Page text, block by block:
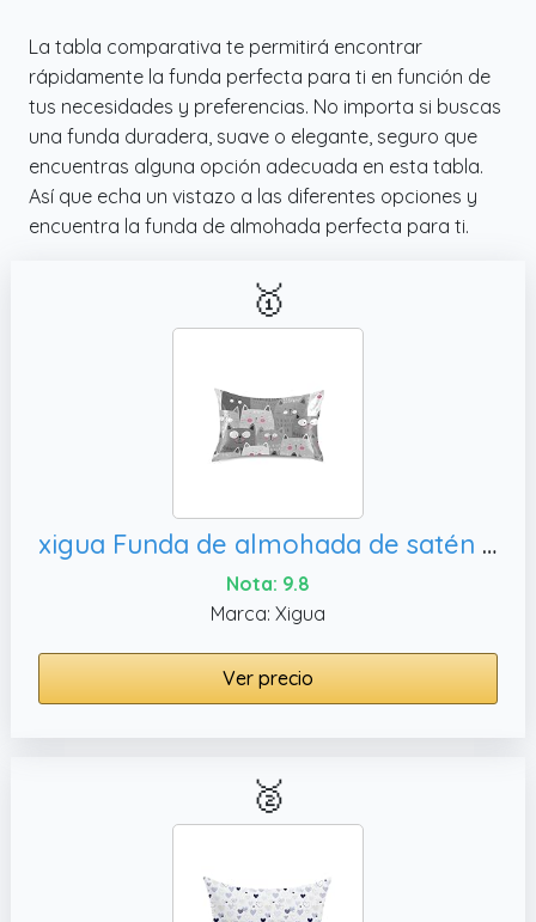
La tabla comparativa te permitirá encontrar
rápidamente la funda perfecta para ti en función de
tus necesidades y preferencias. No importa si buscas
una funda duradera, suave o elegante, seguro que
encuentras alguna opción adecuada en esta tabla.
Así que echa un vistazo a las diferentes opciones y
encuentra la funda de almohada perfecta para ti.
🥇
xigua Funda de almohada de satén con diseño de gato para el cabello y la piel, tamaño estándar de 50 x 60 cm
Nota: 9.8
Marca: Xigua
Ver precio
🥈